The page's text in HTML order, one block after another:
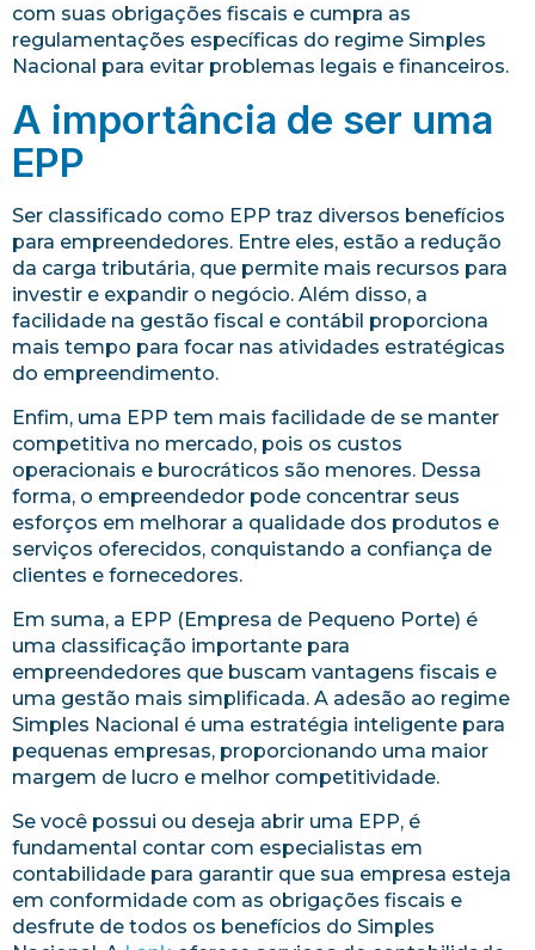
com suas obrigações fiscais e cumpra as
regulamentações específicas do regime Simples
Nacional para evitar problemas legais e financeiros.
A importância de ser uma
EPP
Ser classificado como EPP traz diversos benefícios
para empreendedores. Entre eles, estão a redução
da carga tributária, que permite mais recursos para
investir e expandir o negócio. Além disso, a
facilidade na gestão fiscal e contábil proporciona
mais tempo para focar nas atividades estratégicas
do empreendimento.
Enfim, uma EPP tem mais facilidade de se manter
competitiva no mercado, pois os custos
operacionais e burocráticos são menores. Dessa
forma, o empreendedor pode concentrar seus
esforços em melhorar a qualidade dos produtos e
serviços oferecidos, conquistando a confiança de
clientes e fornecedores.
Em suma, a EPP (Empresa de Pequeno Porte) é
uma classificação importante para
empreendedores que buscam vantagens fiscais e
uma gestão mais simplificada. A adesão ao regime
Simples Nacional é uma estratégia inteligente para
pequenas empresas, proporcionando uma maior
margem de lucro e melhor competitividade.
Se você possui ou deseja abrir uma EPP, é
fundamental contar com especialistas em
contabilidade para garantir que sua empresa esteja
em conformidade com as obrigações fiscais e
desfrute de todos os benefícios do Simples